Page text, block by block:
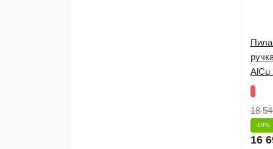
Пила
AlCu
18
-10%
16